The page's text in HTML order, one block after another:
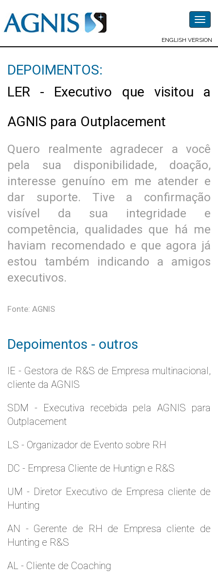
ENGLISH VERSION
DEPOIMENTOS:
LER - Executivo que visitou a
AGNIS para Outplacement
Quero realmente agradecer a você
pela sua disponibilidade, doação,
interesse genuíno em me atender e
dar suporte. Tive a confirmação
visível da sua integridade e
competência, qualidades que há me
haviam recomendado e que agora já
estou também indicando a amigos
executivos.
Fonte: AGNIS
Depoimentos - outros
IE - Gestora de R&S de Empresa multinacional,
cliente da AGNIS
SDM - Executiva recebida pela AGNIS para
Outplacement
LS - Organizador de Evento sobre RH
DC - Empresa Cliente de Huntign e R&S
UM - Diretor Executivo de Empresa cliente de
Hunting
AN - Gerente de RH de Empresa cliente de
Hunting e R&S
AL - Cliente de Coaching